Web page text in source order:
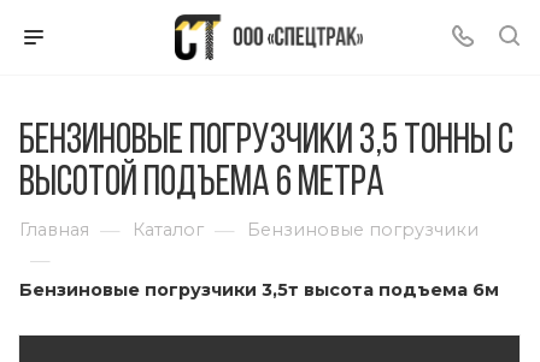
Бензиновые погрузчики 3,5 тонны с
высотой подъема 6 метра
Главная — Каталог — Бензиновые погрузчики
—
Бензиновые погрузчики 3,5т высота подъема 6м